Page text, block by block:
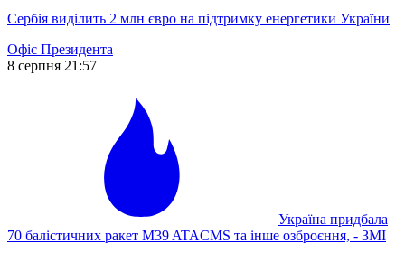
Сербія виділить 2 млн євро на підтримку енергетики України
Офіс Президента
8 серпня 21:57
Україна придбала
70 балістичних ракет M39 ATACMS та інше озброєння, - ЗМІ